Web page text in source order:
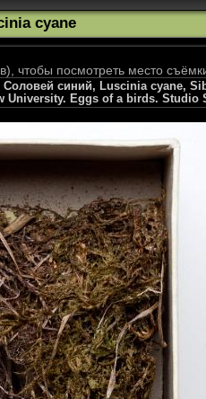
cyane
чтобы посмотреть место
синий, Luscinia cyane,
University. Eggs of a birds. Studio